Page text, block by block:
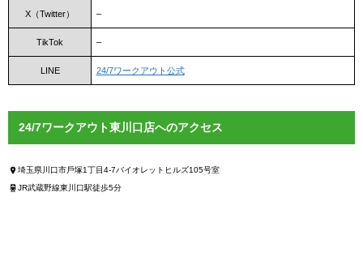
X（Twitter） –
TikTok –
LINE 24/7ワークアウト公式
24/7ワークアウト東川口店へのアクセス
埼玉県川口市戶塚1丁目4-7バイオレットヒルズ105号室
JR武蔵野線東川口駅徒歩5分